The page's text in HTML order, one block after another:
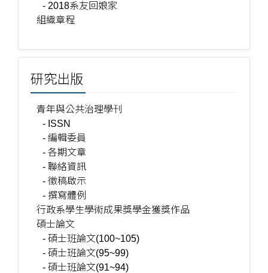
- 2018系友回娘家
組織章程
研究出版
青年與公共治理學刊
- ISSN
- 編輯委員
- 各期文章
- 聯絡資訊
- 徵稿啟示
- 撰寫體例
行政系學生學術成果獎學金獲獎作品
碩士論文
- 碩士班論文(100~105)
- 碩士班論文(95~99)
- 碩士班論文(91~94)